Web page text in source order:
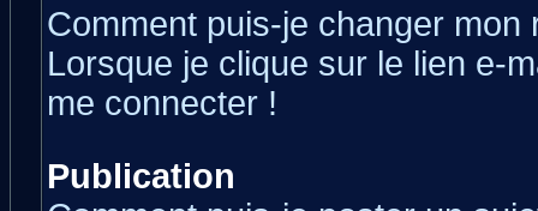
Comment puis-je changer mon
Lorsque je clique sur le lien e-
me connecter !
Publication